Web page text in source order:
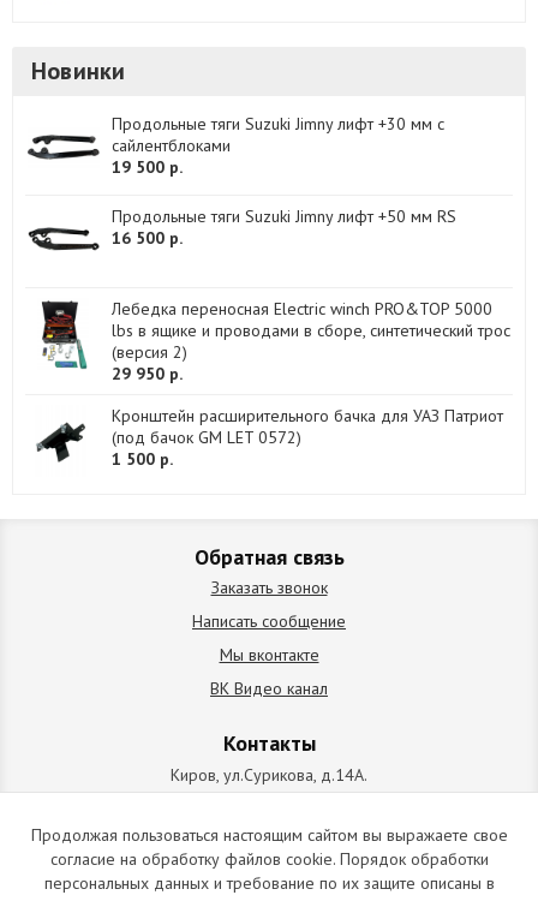
Новинки
Продольные тяги Suzuki Jimny лифт +30 мм с
сайлентблоками
19 500 р.
Продольные тяги Suzuki Jimny лифт +50 мм RS
16 500 р.
Лебедка переносная Electric winch PRO&TOP 5000
lbs в ящике и проводами в сборе, синтетический трос
(версия 2)
29 950 р.
Кронштейн расширительного бачка для УАЗ Патриот
(под бачок GM LET 0572)
1 500 р.
Обратная связь
Заказать звонок
Написать сообщение
Мы вконтакте
ВК Видео канал
Контакты
Киров, ул.Сурикова, д.14А.
схема проезда
+7 (912) 827-92-55
ИП Позолотин Евгений Валерьевич
Продолжая пользоваться настоящим сайтом вы выражаете свое
согласие на обработку файлов cookie. Порядок обработки
персональных данных и требование по их защите описаны в